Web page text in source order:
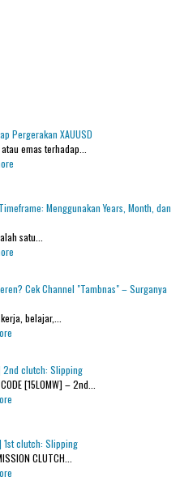
Pergerakan XAUUSD
emas terhadap...
Menggunakan Years, Month, dan
satu...
Cek Channel "Tambnas" – Surganya
belajar,...
2nd clutch: Slipping
[15L0MW] – 2nd...
1st clutch: Slipping
CLUTCH...